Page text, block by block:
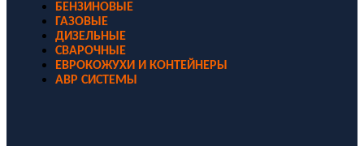
БЕНЗИНОВЫЕ
ГАЗОВЫЕ
ДИЗЕЛЬНЫЕ
СВАРОЧНЫЕ
ЕВРОКОЖУХИ И КОНТЕЙНЕРЫ
АВР СИСТЕМЫ